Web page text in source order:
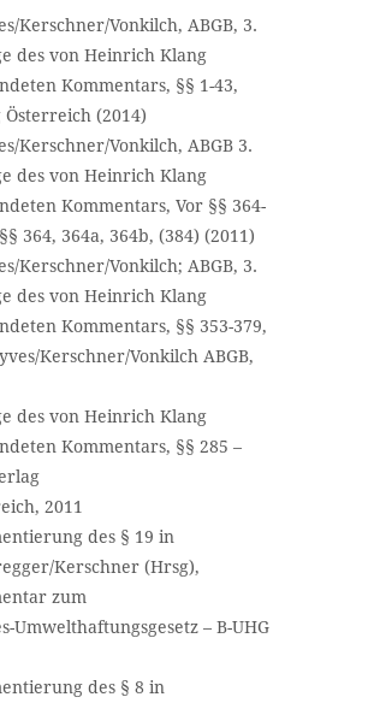
des § 8 in
des § 19 in
Kerschner (Hrsg),
zum
Umwelthaftungsgesetz – B-UHG
Kerschner/Vonkilch; ABGB, 3.
des von Heinrich Klang
Kommentars, §§ 353-379,
Kerschner/Vonkilch ABGB,
des von Heinrich Klang
Kommentars, §§ 285 –
2011
Kerschner/Vonkilch, ABGB 3.
des von Heinrich Klang
Kommentars, Vor §§ 364-
364, 364a, 364b, (384) (2011)
Kerschner/Vonkilch, ABGB, 3.
des von Heinrich Klang
Kommentars, §§ 1-43,
Österreich (2014)